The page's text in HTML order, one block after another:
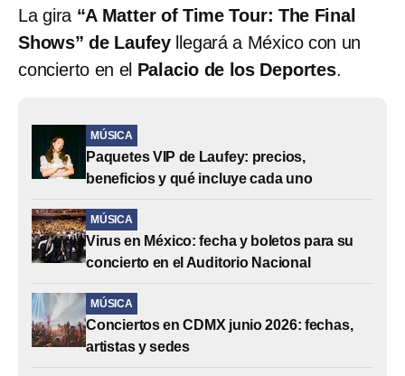
La gira “A Matter of Time Tour: The Final
Shows” de Laufey llegará a México con un
concierto en el Palacio de los Deportes.
MÚSICA
Paquetes VIP de Laufey: precios,
beneficios y qué incluye cada uno
MÚSICA
Virus en México: fecha y boletos para su
concierto en el Auditorio Nacional
MÚSICA
Conciertos en CDMX junio 2026: fechas,
artistas y sedes